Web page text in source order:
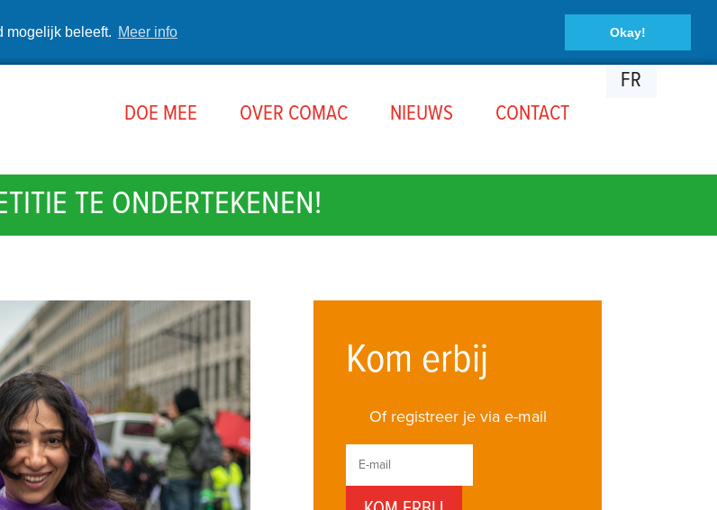
mogelijk beleeft. Meer info Okay!
DOE MEE OVER COMAC NIEUWS CONTACT
FR
TE ONDERTEKENEN!
Kom erbij
Of registreer je via e-mail